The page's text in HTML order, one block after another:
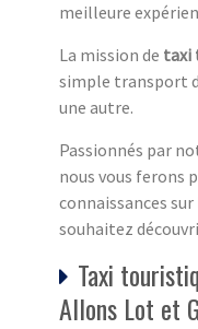
meilleure
La mission de taxi
simple transport
une autre.
Passionnés par
nous vous ferons
connaissances
souhaitez
Taxi
Allons Lot et